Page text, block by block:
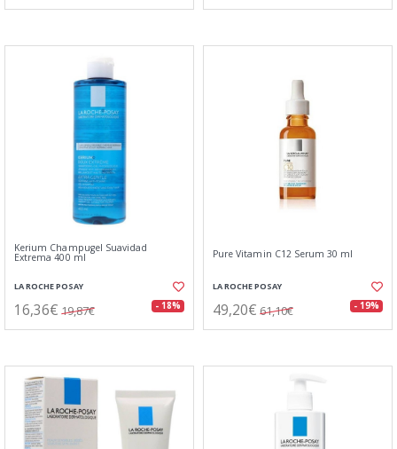
Kerium Champugel Suavidad
Extrema 400 ml
LA ROCHE POSAY
16,36€ 19,87€ - 18%
Pure Vitamin C12 Serum 30 ml
LA ROCHE POSAY
49,20€ 61,10€ - 19%